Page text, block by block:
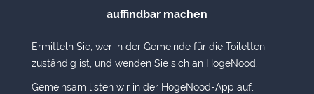
auffindbar machen
Ermitteln Sie, wer in der Gemeinde für die Toiletten
zuständig ist, und wenden Sie sich an HogeNood.
Gemeinsam listen wir in der HogeNood-App auf,